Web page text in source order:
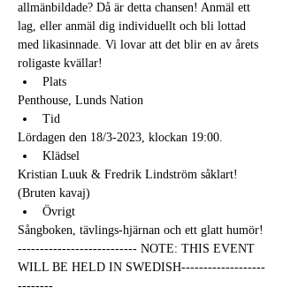
allmänbildade? Då är detta chansen! Anmäl ett
lag, eller anmäl dig individuellt och bli lottad
med likasinnade. Vi lovar att det blir en av årets
roligaste kvällar!
Plats
Penthouse, Lunds Nation
Tid
Lördagen den 18/3-2023, klockan 19:00.
Klädsel
Kristian Luuk & Fredrik Lindström såklart!
(Bruten kavaj)
Övrigt
Sångboken, tävlings-hjärnan och ett glatt humör!
--------------------------- NOTE: THIS EVENT
WILL BE HELD IN SWEDISH-------------------
--------